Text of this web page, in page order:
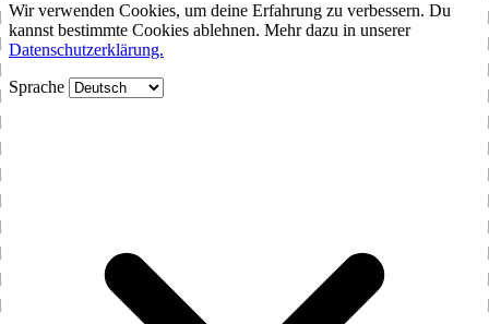
Wir verwenden Cookies, um deine Erfahrung zu verbessern. Du
kannst bestimmte Cookies ablehnen. Mehr dazu in unserer
Datenschutzerklärung.
Sprache